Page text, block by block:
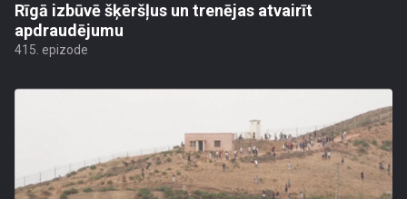
Rīgā izbūvē šķēršļus un trenējas atvairīt
apdraudējumu
415. epizode